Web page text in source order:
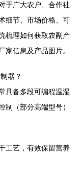
于广大农户、合作社
细节、市场价格、可
梳理如何获取农副产
家信息及产品图片。
器？
具备多段可编程温湿
制（部分高端型号）
工艺，有效保留营养